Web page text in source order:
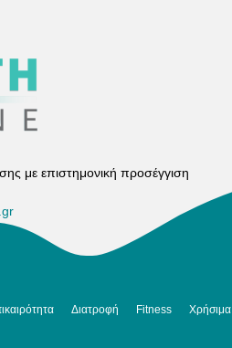
με επιστημονική προσέγγιση
Διατροφή Fitness Χρήσιμα